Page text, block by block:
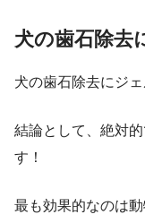
犬の歯石除去
犬の歯石除去にジ
結論として、絶対
す！
最も効果的なのは